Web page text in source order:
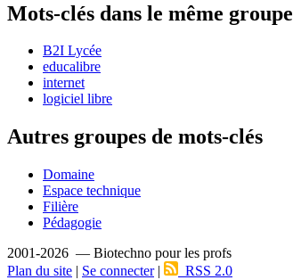
Mots-clés dans le même groupe
B2I Lycée
educalibre
internet
logiciel libre
Autres groupes de mots-clés
Domaine
Espace technique
Filière
Pédagogie
2001-2026 — Biotechno pour les profs
Plan du site | Se connecter| RSS 2.0